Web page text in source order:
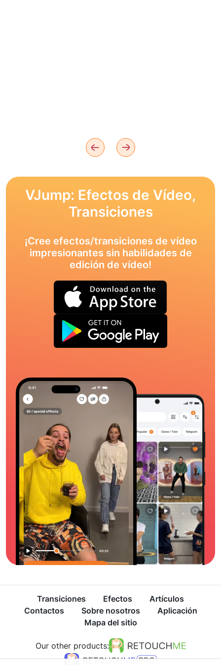
VJump: Efectos de Vídeo,
Transiciones
¡Cree efectos/transiciones de vídeo
impresionantes sin habilidades de
edición de vídeo!
Transiciones Efectos
Artículos
Contactos
Sobre nosotros
Aplicación
Mapa del sitio
Our other products: